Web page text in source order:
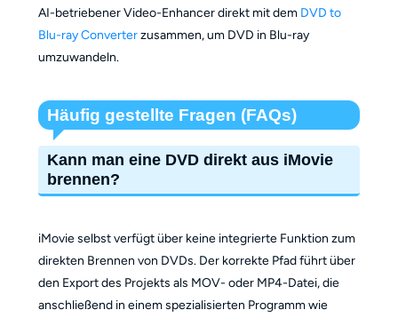
AI-betriebener Video-Enhancer direkt mit dem DVD to
Blu-ray Converterzusammen, um DVD in Blu-ray
umzuwandeln.
Häufig gestellte Fragen (FAQs)
Kann man eine DVD direkt aus iMovie
brennen?
iMovie selbst verfügt über keine integrierte Funktion zum
direkten Brennen von DVDs. Der korrekte Pfad führt über
den Export des Projekts als MOV- oder MP4-Datei, die
anschließend in einem spezialisierten Programm wie